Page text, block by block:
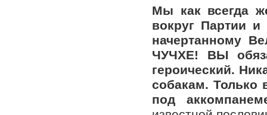
Мы как всегда
вокруг Партии
начертанному
ЧУЧХЕ! ВЫ
героический.
собакам. Только
под